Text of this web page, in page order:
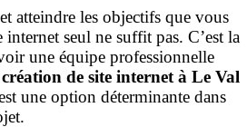
atteindre les objectifs que vous
seul ne suffit pas. C’est la
une équipe professionnelle
création de site internet à Le Val
une option déterminante dans